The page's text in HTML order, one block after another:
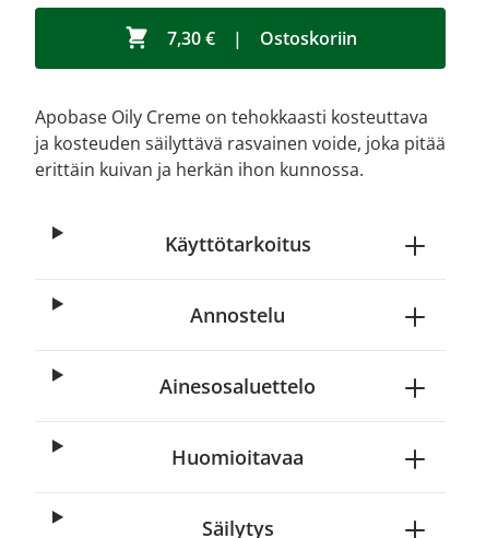
View larger image
7,30 € | Ostoskoriin
Apobase Oily Creme on tehokkaasti kosteuttava
ja kosteuden säilyttävä rasvainen voide, joka pitää
erittäin kuivan ja herkän ihon kunnossa.
Käyttötarkoitus
Annostelu
Ainesosaluettelo
Huomioitavaa
Säilytys